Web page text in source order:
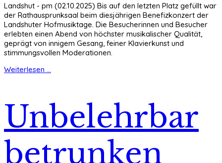
Landshut - pm (02.10.2025) Bis auf den letzten Platz gefüllt war
der Rathausprunksaal beim diesjährigen Benefizkonzert der
Landshuter Hofmusiktage. Die Besucherinnen und Besucher
erlebten einen Abend von höchster musikalischer Qualität,
geprägt von innigem Gesang, feiner Klavierkunst und
stimmungsvollen Moderationen.
Weiterlesen ...
Unbelehrbar
betrunken